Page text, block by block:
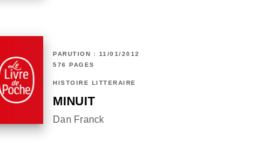
PARUTION : 11/01/2012
576 PAGES
HISTOIRE LITTÉRAIRE
MINUIT
Dan Franck